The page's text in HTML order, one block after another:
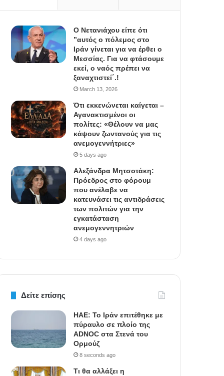
Ο Νετανιάχου είπε ότι
”αυτός ο πόλεμος στο
Ιράν γίνεται για να έρθει ο
Μεσσίας. Για να φτάσουμε
εκεί, ο ναός πρέπει να
ξαναχτιστεί΄.!
March 13, 2026
Ότι εκκενώνεται καίγεται –
Αγανακτισμένοι οι
πολίτες: «Θέλουν να μας
κάψουν ζωντανούς για τις
ανεμογεννήτριες»
5 days ago
Αλεξάνδρα Μητσοτάκη:
Πρόεδρος στο φόρουμ
που ανέλαβε να
κατευνάσει τις αντιδράσεις
των πολιτών για την
εγκατάσταση
ανεμογεννητριών
4 days ago
Δείτε επίσης
ΗΑΕ: Το Ιράν επιτέθηκε με
πύραυλο σε πλοίο της
ADNOC στα Στενά του
Ορμούζ
8 seconds ago
Τι θα αλλάξει η